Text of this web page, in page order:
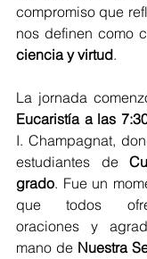
compromiso que
nos definen como
ciencia y virtud.
Eucaristía a las
I. Champagnat,
estudiantes de
grado. Fue un
que todos
oraciones y
mano de Nuestra